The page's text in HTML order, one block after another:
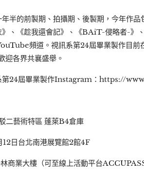
半的前製期、拍攝期、後製期，今年作
》、《趁我還會記》、《BAiT-侵略者-》
頻道。視訊系第24屆畢業製作目前
迎各界共襄盛舉。
第24屆畢業製作Instagram：https://
二藝術特區 蓬萊B4倉庫
日台北南港展覽館2館4F
林商業大樓（可至線上活動平台